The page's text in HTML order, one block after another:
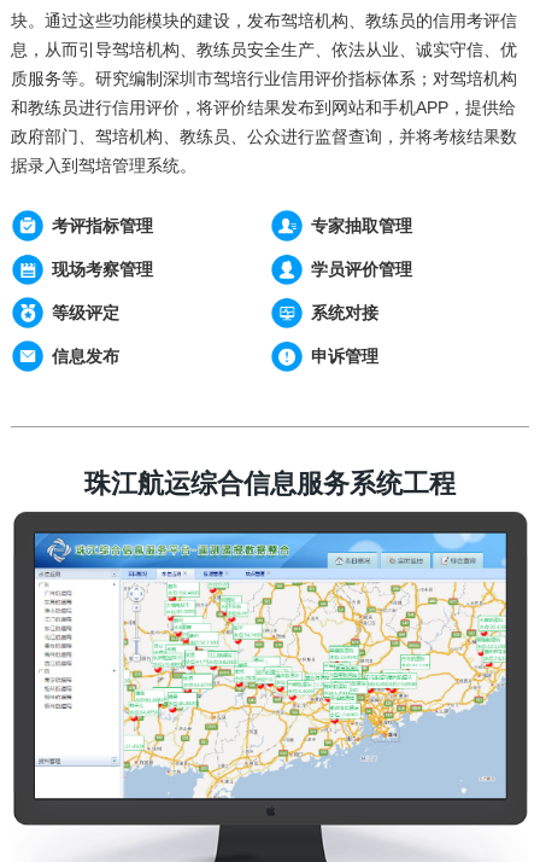
块。通过这些功能模块的建设，发布驾培机构、教练员的信用考评信
息，从而引导驾培机构、教练员安全生产、依法从业、诚实守信、优
质服务等。研究编制深圳市驾培行业信用评价指标体系；对驾培机构
和教练员进行信用评价，将评价结果发布到网站和手机APP，提供给
政府部门、驾培机构、教练员、公众进行监督查询，并将考核结果数
据录入到驾培管理系统。
考评指标管理 专家抽取管理
现场考察管理 学员评价管理
等级评定 系统对接
信息发布 申诉管理
珠江航运综合信息服务系统工程